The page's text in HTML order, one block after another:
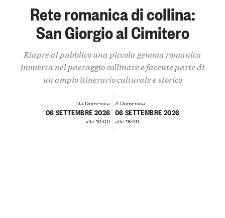
Rete romanica di collina:
San Giorgio al Cimitero
Riapre al pubblico una piccola gemma romanica
immersa nel paesaggio collinare e facente parte di
un ampio itinerario culturale e storico
Da Domenica
06 SETTEMBRE 2026
alle 10:00
A Domenica
06 SETTEMBRE 2026
alle 18:00